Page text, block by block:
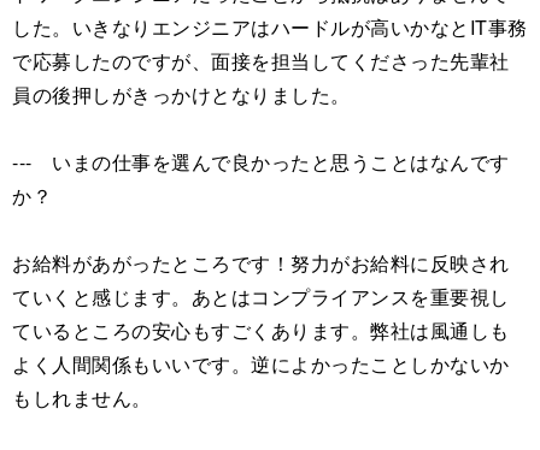
した。いきなりエンジニアはハードルが高いかなとIT事務
で応募したのですが、面接を担当してくださった先輩社
員の後押しがきっかけとなりました。
--- いまの仕事を選んで良かったと思うことはなんです
か？
お給料があがったところです！努力がお給料に反映され
ていくと感じます。あとはコンプライアンスを重要視し
ているところの安心もすごくあります。弊社は風通しも
よく人間関係もいいです。逆によかったことしかないか
もしれません。